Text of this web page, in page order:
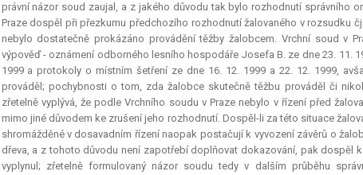
právní názor soud zaujal, a z jakého důvodu tak bylo rozhodnutí správního
Praze dospěl při přezkumu předchozího rozhodnutí žalovaného v rozsudku
nebylo dostatečně prokázáno provádění těžby žalobcem. Vrchní soud v
výpověď - oznámení odborného lesního hospodáře Josefa B. ze dne 23. 11.
1999 a protokoly o místním šetření ze dne 16. 12. 1999 a 22. 12. 1999,
prováděl; pochybnosti o tom, zda žalobce skutečně těžbu prováděl či
zřetelně vyplývá, že podle Vrchního soudu v Praze nebylo v řízení před
mimo jiné důvodem ke zrušení jeho rozhodnutí. Dospěl-li za této situace
shromážděné v dosavadním řízení naopak postačují k vyvození závěrů o
dřeva, a z tohoto důvodu není zapotřebí doplňovat dokazování, pak dospěl
vyplynul; zřetelně formulovaný názor soudu tedy v dalším průběhu